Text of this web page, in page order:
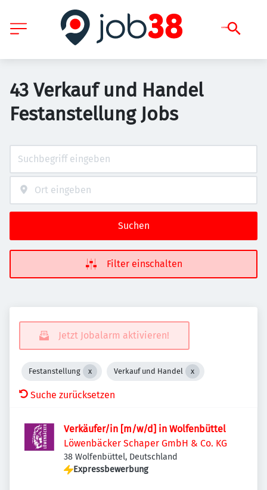
43 Verkauf und Handel
Festanstellung Jobs
Suchen
Filter einschalten
Jetzt Jobalarm aktivieren!
Festanstellung Verkauf und Handel
Suche zurücksetzen
Verkäufer/in [m/w/d] in Wolfenbüttel
Löwenbäcker Schaper GmbH & Co. KG
38 Wolfenbüttel, Deutschland
Expressbewerbung